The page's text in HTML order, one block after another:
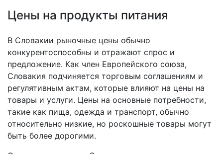
Цены на продукты питания
В Словакии рыночные цены обычно
конкурентоспособны и отражают спрос и
предложение. Как член Европейского союза,
Словакия подчиняется торговым соглашениям и
регулятивным актам, которые влияют на цены на
товары и услуги. Цены на основные потребности,
такие как пища, одежда и транспорт, обычно
относительно низкие, но роскошные товары могут
быть более дорогими.